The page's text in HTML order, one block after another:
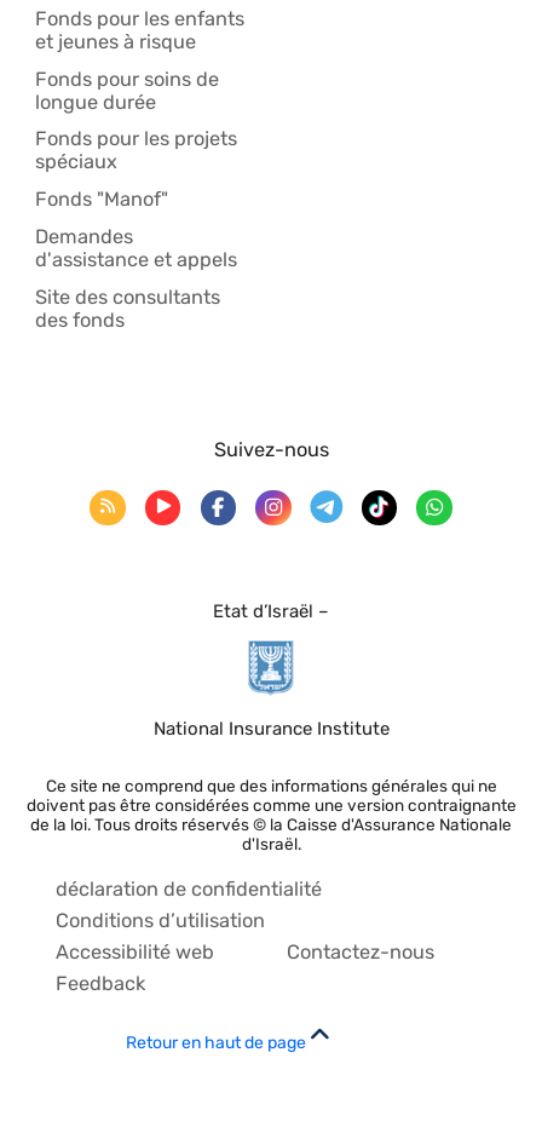
Fonds pour les enfants
et jeunes à risque
Fonds pour soins de
longue durée
Fonds pour les projets
spéciaux
Fonds "Manof"
Demandes
d'assistance et appels
Site des consultants
des fonds
Etat d’Israël –
National Insurance Institute
Ce site ne comprend que des informations générales qui ne
doivent pas être considérées comme une version contraignante
de la loi. Tous droits réservés © la Caisse d'Assurance Nationale
d'Israël.
Suivez-nous
déclaration de confidentialité
Conditions d’utilisation
Accessibilité web
Contactez-nous
Feedback
Retour en haut de page